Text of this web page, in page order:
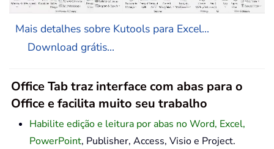
Mais detalhes sobre Kutools para Excel...
Download grátis...
Office Tab traz interface com abas para o
Office e facilita muito seu trabalho
Habilite edição e leitura por abas no Word, Excel,
PowerPoint, Publisher, Access, Visio e Project.